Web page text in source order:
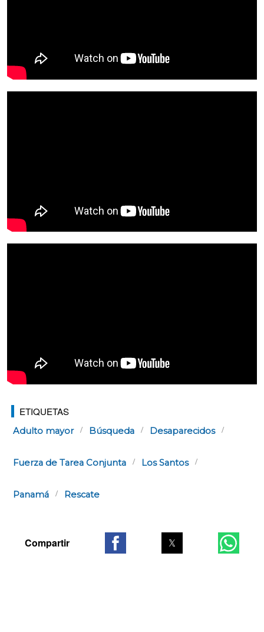
ETIQUETAS
Adulto mayor Búsqueda Desaparecidos
Fuerza de Tarea Conjunta Los Santos
Panamá Rescate